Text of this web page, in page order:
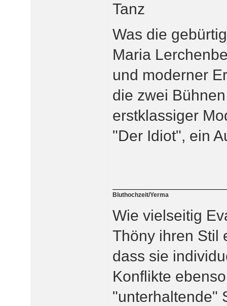
Tanz
Was die
Maria
und moderner
die zwei
erstklassiger
"Der Idiot", ein
Bluthochzeit/Yerma
Wie vielseitig
Thöny ihren Stil
dass sie
Konflikte
"unterhaltende"